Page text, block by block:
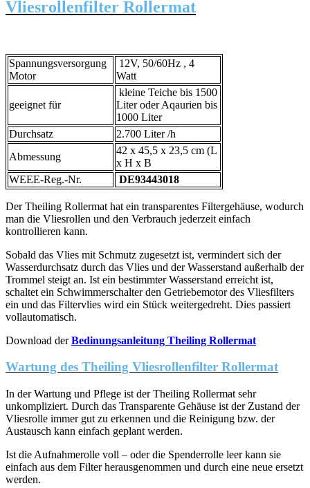
Vliesrollenfilter Rollermat
Spannungsversorgung
Motor
12V, 50/60Hz , 4
Watt
geeignet für
kleine Teiche bis 1500
Liter oder Aqaurien bis
1000 Liter
Durchsatz
2.700 Liter /h
Abmessung
42 x 45,5 x 23,5 cm (L
x H x B
WEEE-Reg.-Nr.
DE93443018
Der Theiling Rollermat hat ein transparentes Filtergehäuse, wodurch
man die Vliesrollen und den Verbrauch jederzeit einfach
kontrollieren kann.
Sobald das Vlies mit Schmutz zugesetzt ist, vermindert sich der
Wasserdurchsatz durch das Vlies und der Wasserstand außerhalb der
Trommel steigt an. Ist ein bestimmter Wasserstand erreicht ist,
schaltet ein Schwimmerschalter den Getriebemotor des Vliesfilters
ein und das Filtervlies wird ein Stück weitergedreht. Dies passiert
vollautomatisch.
Download derBedinungsanleitung Theiling Rollermat
Wartung des Theiling Vliesrollenfilter Rollermat
In der Wartung und Pflege ist der Theiling Rollermat sehr
unkompliziert. Durch das Transparente Gehäuse ist der Zustand der
Vliesrolle immer gut zu erkennen und die Reinigung bzw. der
Austausch kann einfach geplant werden.
Ist die Aufnahmerolle voll – oder die Spenderrolle leer kann sie
einfach aus dem Filter herausgenommen und durch eine neue ersetzt
werden.